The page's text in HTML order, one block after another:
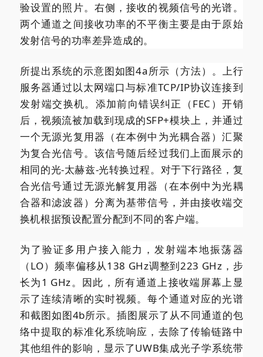
验设置的照片。右侧，接收的视频信号的光谱。
两个通道之间接收功率的不平衡主要是由于原始
发射信号的功率差异造成的。
所提出系统的示意图如图4a所示（方法）。上行
服务器通过以太网端口与标准TCP/IP协议连接到
发射端交换机。添加前向错误纠正（FEC）开销
后，视频流被加载到现成的SFP+模块上，并通过
一个无源光复用器（在本例中为光耦合器）汇聚
为复合光信号。该信号随后经过我们上面展示的
相同的光-太赫兹-光转换过程。对于下行路径，复
合光信号通过无源光解复用器（在本例中为光耦
合器和滤波器）分离为基带信号，并由接收端交
换机根据预设配置分配到不同的客户端。
为了验证多用户接入能力，发射端本地振荡器
（LO）频率偏移从138 GHz调整到223 GHz，步
长为1 GHz。因此，所有通道上接收端屏幕上显
示了连续清晰的实时视频。每个通道对应的光谱
和截图如图4b所示。插图展示了从不同通道的包
络中提取的标准化系统响应，去除了传输链路中
其他组件的影响，显示了UWB集成光子学系统带